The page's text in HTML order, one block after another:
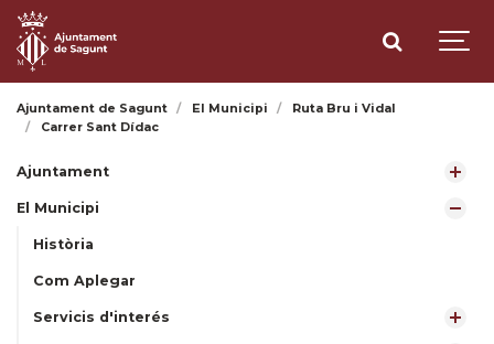
Ajuntament de Sagunt El Municipi
Ruta Bru i Vidal
Carrer Sant Dídac
Ajuntament
El Municipi
Història
Com Aplegar
Servicis d'interés